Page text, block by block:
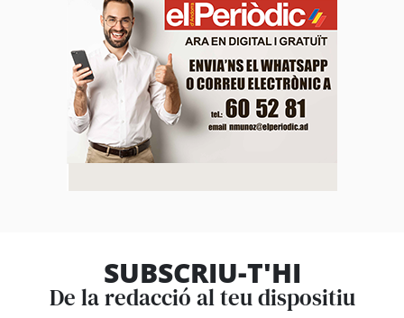
SUBSCRIU-T'HI
De la redacció al teu dispositiu